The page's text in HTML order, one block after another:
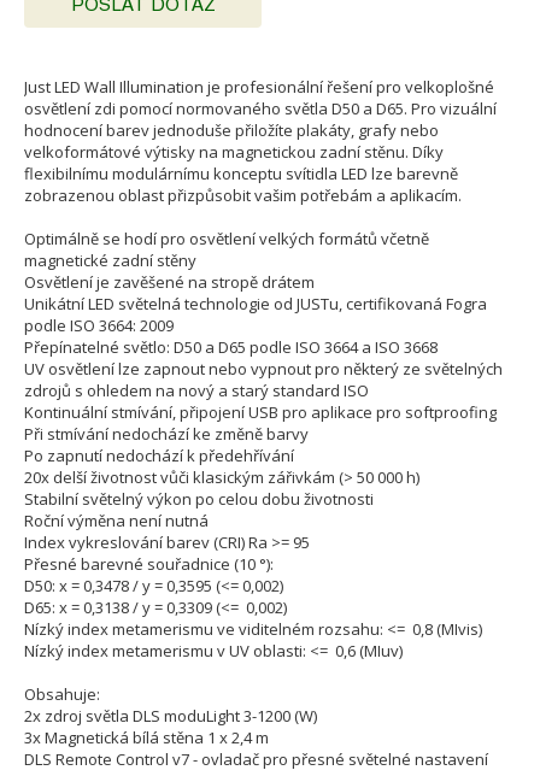
POSLAT DOTAZ
Just LED Wall Illumination je profesionální řešení pro velkoplošné
osvětlení zdi pomocí normovaného světla D50 a D65. Pro vizuální
hodnocení barev jednoduše přiložíte plakáty, grafy nebo
velkoformátové výtisky na magnetickou zadní stěnu. Díky
flexibilnímu modulárnímu konceptu svítidla LED lze barevně
zobrazenou oblast přizpůsobit vašim potřebám a aplikacím.
Optimálně se hodí pro osvětlení velkých formátů včetně
magnetické zadní stěny
Osvětlení je zavěšené na stropě drátem
Unikátní LED světelná technologie od JUSTu, certifikovaná Fogra
podle ISO 3664: 2009
Přepínatelné světlo: D50 a D65 podle ISO 3664 a ISO 3668
UV osvětlení lze zapnout nebo vypnout pro některý ze světelných
zdrojů s ohledem na nový a starý standard ISO
Kontinuální stmívání, připojení USB pro aplikace pro softproofing
Při stmívání nedochází ke změně barvy
Po zapnutí nedochází k předehřívání
20x delší životnost vůči klasickým zářivkám (> 50 000 h)
Stabilní světelný výkon po celou dobu životnosti
Roční výměna není nutná
Index vykreslování barev (CRI) Ra >= 95
Přesné barevné souřadnice (10 °):
D50: x = 0,3478 / y = 0,3595 (<= 0,002)
D65: x = 0,3138 / y = 0,3309 (<= 0,002)
Nízký index metamerismu ve viditelném rozsahu: <= 0,8 (MIvis)
Nízký index metamerismu v UV oblasti: <= 0,6 (MIuv)
Obsahuje:
2x zdroj světla DLS moduLight 3-1200 (W)
3x Magnetická bílá stěna 1 x 2,4 m
DLS Remote Control v7 - ovladač pro přesné světelné nastavení